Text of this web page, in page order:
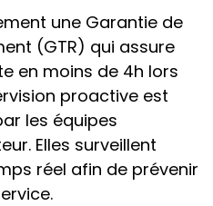
une Garantie de
(GTR) qui assure
en moins de 4h lors
proactive est
les équipes
Elles surveillent
réel afin de prévenir